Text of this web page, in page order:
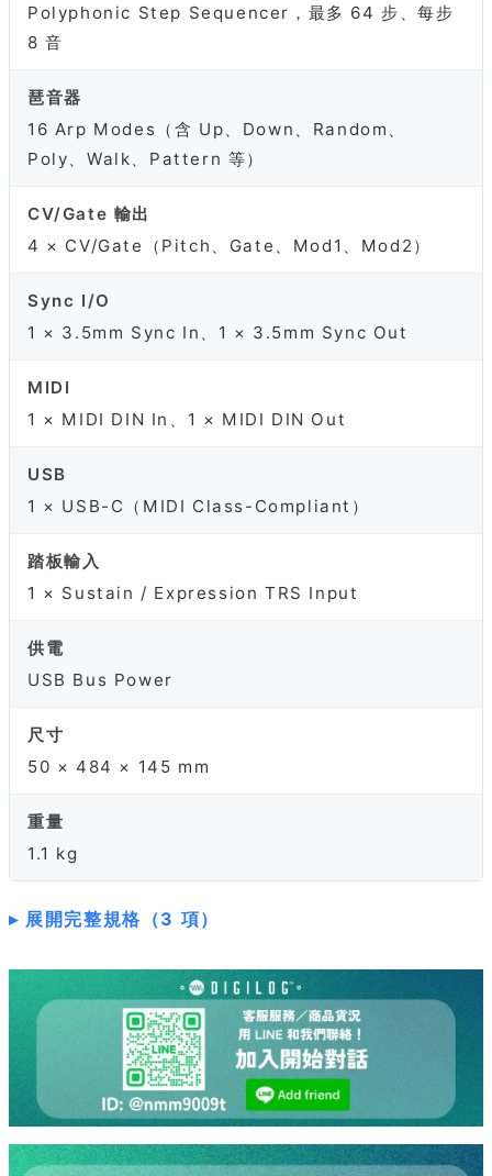
Polyphonic Step Sequencer，最多 64 步、每步
8 音
琶音器
16 Arp Modes（含 Up、Down、Random、
Poly、Walk、Pattern 等）
CV/Gate 輸出
4 × CV/Gate（Pitch、Gate、Mod1、Mod2）
Sync I/O
1 × 3.5mm Sync In、1 × 3.5mm Sync Out
MIDI
1 × MIDI DIN In、1 × MIDI DIN Out
USB
1 × USB-C（MIDI Class-Compliant）
踏板輸入
1 × Sustain / Expression TRS Input
供電
USB Bus Power
尺寸
50 × 484 × 145 mm
重量
1.1 kg
展開完整規格（3 項）